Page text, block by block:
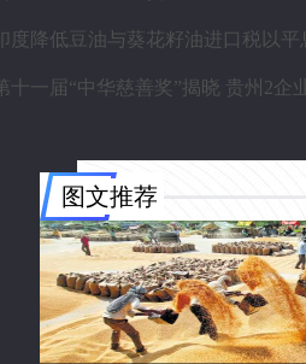
度降低豆油与葵花籽油进口税以平
图文推荐